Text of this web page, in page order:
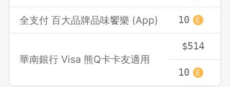
全支付 百大品牌品味饗樂 (App) 10
華南銀行 Visa 熊Q卡卡友適用
$514
10